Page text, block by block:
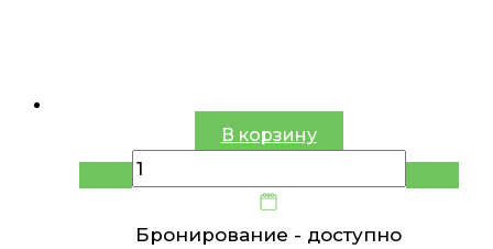
В корзину
Бронирование - доступно